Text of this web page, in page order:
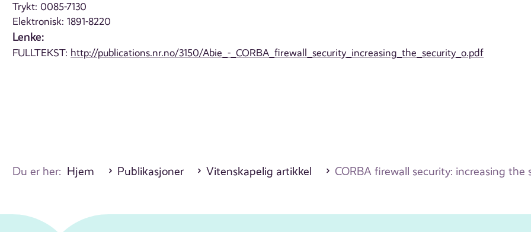
Trykt: 0085-7130
Elektronisk: 1891-8220
Lenke:
FULLTEKST: http://publications.nr.no/3150/Abie_-_CORBA_firewall_security_increasing_the_security_o.pdf
Du er her: Hjem Publikasjoner Vitenskapelig artikkel CORBA firewall security: increasing the